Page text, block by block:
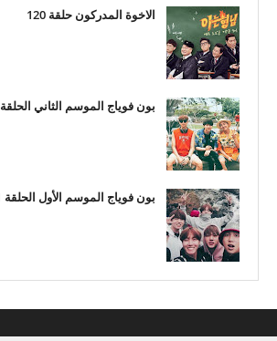
الاخوة المدركون حلقة 120
بون فوياج الموسم الثاني الحلقة 2 مترجمة للعربية
بون فوياج الموسم الأول الحلقة 1 مترجم للعربية